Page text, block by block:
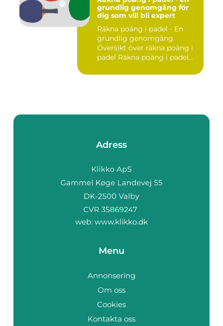
grundlig genomgång för
dig som vill bli expert
Räkna poäng i padel - En
grundlig genomgång
Översikt över räkna poäng i
padel Räkna poäng i padel...
Adress
web: www.klikko.dk
Menu
Annonsering
Om oss
Cookies
Kontakta oss